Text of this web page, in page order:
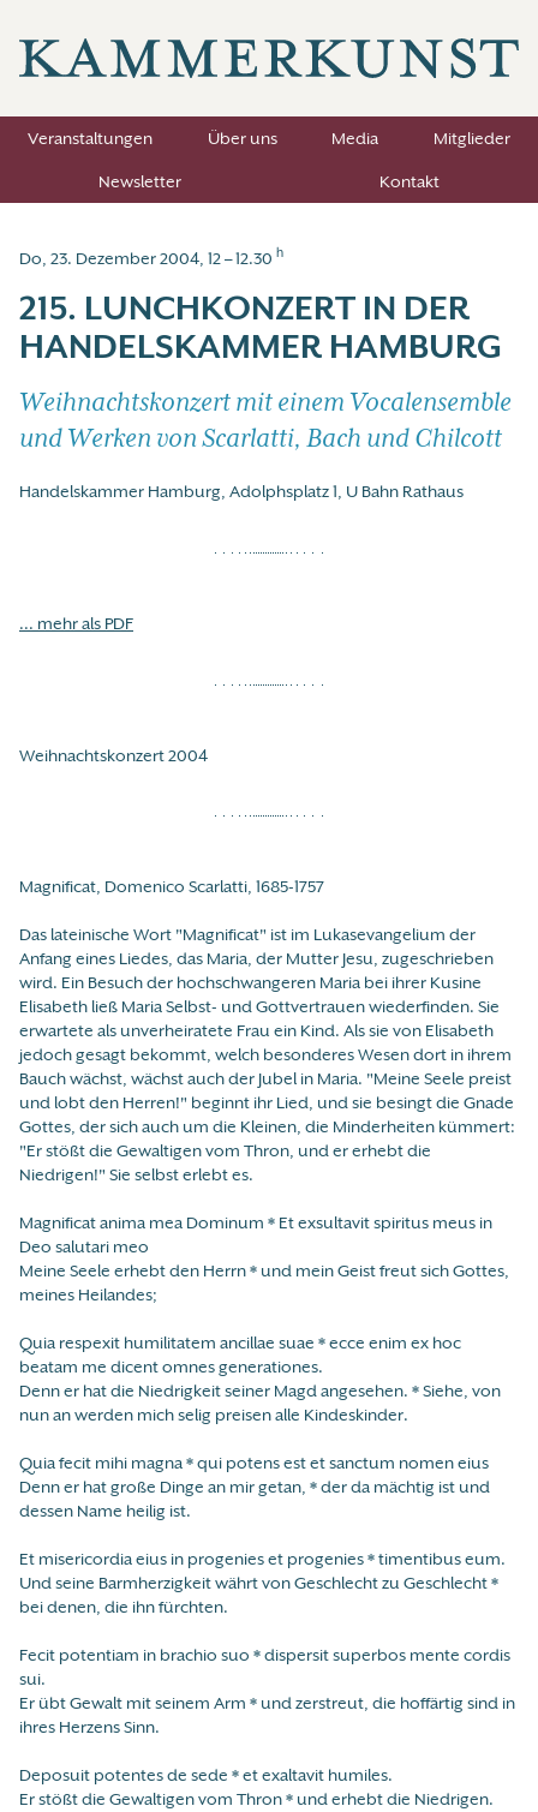
Veranstaltungen Über uns Media
Mitglieder
Newsletter
Kontakt
Do, 23. Dezember 2004, 12 – 12.30 h
215. LUNCHKONZERT IN DER
HANDELSKAMMER HAMBURG
Weihnachtskonzert mit einem Vocalensemble
und Werken von Scarlatti, Bach und Chilcott
Handelskammer Hamburg, Adolphsplatz 1, U Bahn Rathaus
... mehr als PDF
Weihnachtskonzert 2004
Magnificat, Domenico Scarlatti, 1685-1757
Das lateinische Wort "Magnificat" ist im Lukasevangelium der
Anfang eines Liedes, das Maria, der Mutter Jesu, zugeschrieben
wird. Ein Besuch der hochschwangeren Maria bei ihrer Kusine
Elisabeth ließ Maria Selbst- und Gottvertrauen wiederfinden. Sie
erwartete als unverheiratete Frau ein Kind. Als sie von Elisabeth
jedoch gesagt bekommt, welch besonderes Wesen dort in ihrem
Bauch wächst, wächst auch der Jubel in Maria. "Meine Seele preist
und lobt den Herren!" beginnt ihr Lied, und sie besingt die Gnade
Gottes, der sich auch um die Kleinen, die Minderheiten kümmert:
"Er stößt die Gewaltigen vom Thron, und er erhebt die
Niedrigen!" Sie selbst erlebt es.
Magnificat anima mea Dominum * Et exsultavit spiritus meus in
Deo salutari meo
Meine Seele erhebt den Herrn * und mein Geist freut sich Gottes,
meines Heilandes;
Quia respexit humilitatem ancillae suae * ecce enim ex hoc
beatam me dicent omnes generationes.
Denn er hat die Niedrigkeit seiner Magd angesehen. * Siehe, von
nun an werden mich selig preisen alle Kindeskinder.
Quia fecit mihi magna * qui potens est et sanctum nomen eius
Denn er hat große Dinge an mir getan, * der da mächtig ist und
dessen Name heilig ist.
Et misericordia eius in progenies et progenies * timentibus eum.
Und seine Barmherzigkeit währt von Geschlecht zu Geschlecht *
bei denen, die ihn fürchten.
Fecit potentiam in brachio suo * dispersit superbos mente cordis
sui.
Er übt Gewalt mit seinem Arm * und zerstreut, die hoffärtig sind in
ihres Herzens Sinn.
Deposuit potentes de sede * et exaltavit humiles.
Er stößt die Gewaltigen vom Thron * und erhebt die Niedrigen.